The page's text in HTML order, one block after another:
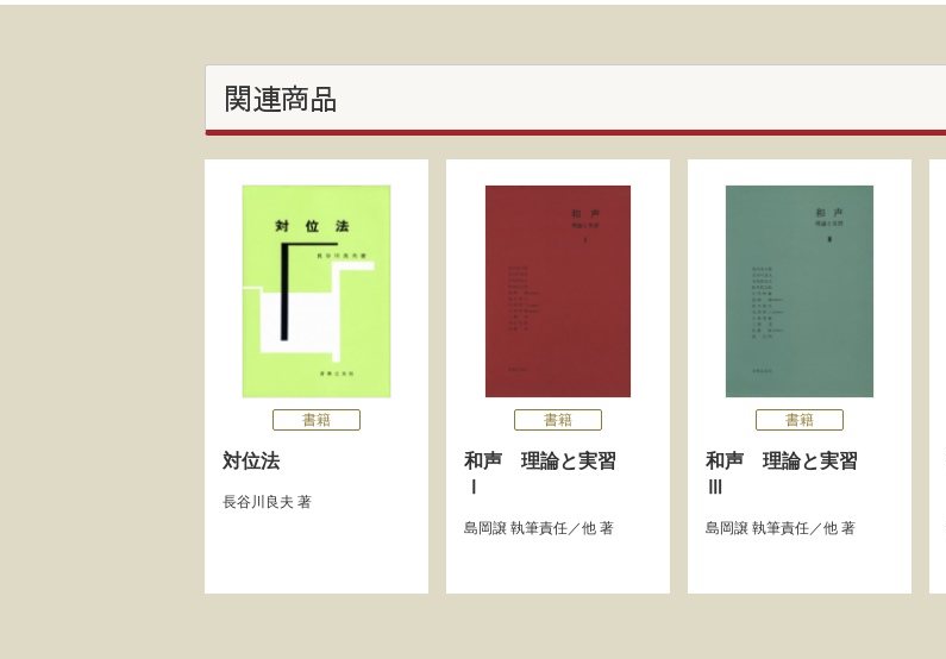
関連商品
書籍
対位法
長谷川良夫 著
書籍
和声 理論と実習
島岡譲 執筆責任／他 著
書籍
和声 理論と実習
島岡譲 執筆責任／他 著